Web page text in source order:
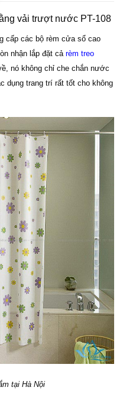
vải trượt nước PT-108
cấp các bộ rèm cửa sổ cao
nhận lắp đặt cả rèm treo
nó không chỉ che chắn nước
dụng trang trí rất tốt cho không
tại Hà Nội